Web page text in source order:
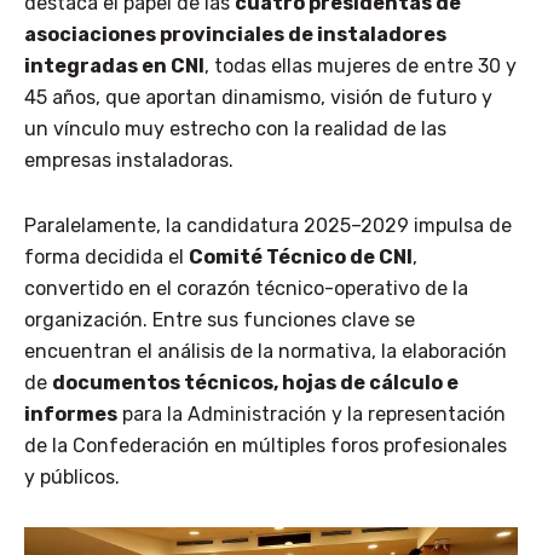
asociaciones provinciales de instaladores
integradas en CNI, todas ellas mujeres de entre 30 y
45 años, que aportan dinamismo, visión de futuro y
un vínculo muy estrecho con la realidad de las
empresas instaladoras.
Paralelamente, la candidatura 2025–2029 impulsa de
forma decidida el Comité Técnico de CNI,
convertido en el corazón técnico-operativo de la
organización. Entre sus funciones clave se
encuentran el análisis de la normativa, la elaboración
de documentos técnicos, hojas de cálculo e
informes para la Administración y la representación
de la Confederación en múltiples foros profesionales
y públicos.